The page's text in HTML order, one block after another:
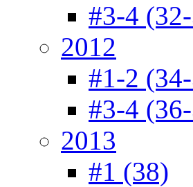
#3-4
2012
#1-2
#3-4
2013
#1 (38)